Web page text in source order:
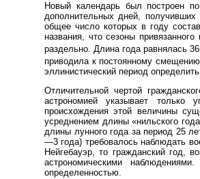
Новый календарь был построен
дополнительных дней,
общее число которых в году
названия, что сезоны
раздельно. Длина года равнялась
приводила к постоянному
эллинистический период
Отличительной чертой
астрономией указывает только
происхождения этой величины
усреднением длины «нильского
длины лунного года за период 25
—3 года) требовалось наблюдать
Нейгебауэр, то гражданский год,
астрономическими
определенностью.